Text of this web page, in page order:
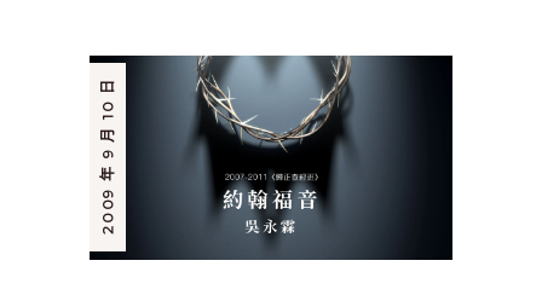
2009 年 9 月 10 日